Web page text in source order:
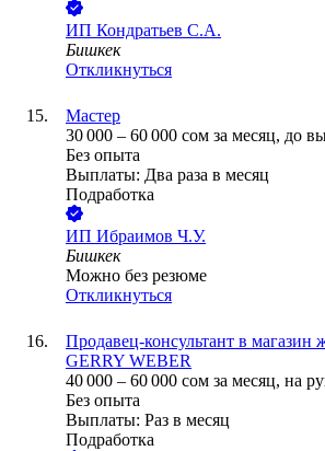
ИП Кондратьев С.А.
Бишкек
Откликнуться
Мастер
30 000 – 60 000 сом за месяц, до
Без опыта
Выплаты: Два раза в месяц
Подработка
ИП Ибраимов Ч.У.
Бишкек
Можно без резюме
Откликнуться
Продавец-консультант в магазин
GERRY WEBER
40 000 – 60 000 сом за месяц, на
Без опыта
Выплаты: Раз в месяц
Подработка